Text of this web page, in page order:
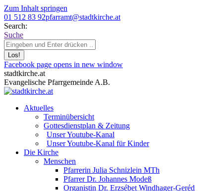
Zum Inhalt springen
01 512 83 92pfarramt@stadtkirche.at
Search:
Suche
Facebook page opens in new window
stadtkirche.at
Evangelische Pfarrgemeinde A.B.
Aktuelles
Terminübersicht
Gottesdienstplan & Zeitung
Unser Youtube-Kanal
Unser Youtube-Kanal für Kinder
Die Kirche
Menschen
Pfarrerin Julia Schnizlein MTh
Pfarrer Dr. Johannes Modeß
Organistin Dr. Erzsébet Windhager-Geréd